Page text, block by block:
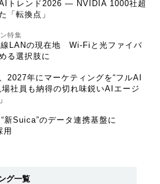
トレンド2026 ― NVIDIA 1000社超
「転換点」
特集
LANの現在地 Wi-Fiと光ファイバ
る選択肢に
2027年にマーケティングを“フルAI
社員も納得の切れ味鋭いAIエージ
新Suica”のデータ連携基盤に
用
グ一覧